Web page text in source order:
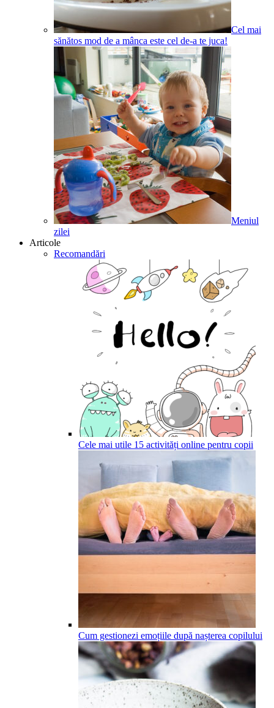
Cel mai
sănătos mod de a mânca este cel de-a te juca!
Meniul
zilei
Articole
Recomandări
Cele mai utile 15 activități online pentru copii
Cum gestionezi emoțiile după nașterea copilului